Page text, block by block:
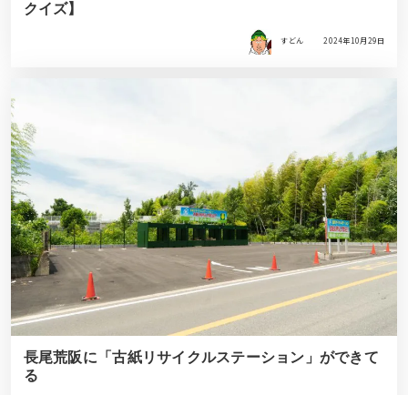
クイズ】
すどん 2024年10月29日
長尾荒阪に「古紙リサイクルステーション」ができて
る